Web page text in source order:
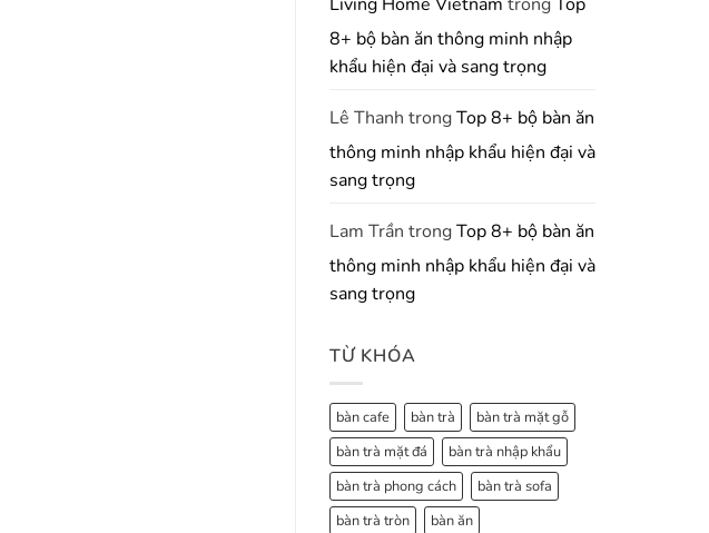
8+ bộ bàn ăn thông minh nhập
khẩu hiện đại và sang trọng
Lê Thanh trongTop 8+ bộ bàn ăn
thông minh nhập khẩu hiện đại và
sang trọng
Lam Trần trongTop 8+ bộ bàn ăn
thông minh nhập khẩu hiện đại và
sang trọng
TỪ KHÓA
bàn cafe bàn trà
bàn trà mặt gỗ
bàn trà mặt đá
bàn trà nhập khẩu
bàn trà phong cách
bàn trà sofa
bàn trà tròn
bàn ăn